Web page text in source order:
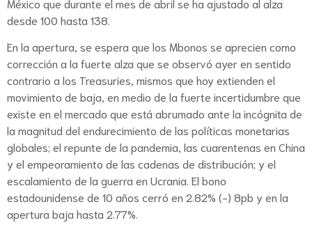
México que durante el mes de abril se ha ajustado al alza
desde 100 hasta 138.
En la apertura, se espera que los Mbonos se aprecien como
corrección a la fuerte alza que se observó ayer en sentido
contrario a los Treasuries, mismos que hoy extienden el
movimiento de baja, en medio de la fuerte incertidumbre que
existe en el mercado que está abrumado ante la incógnita de
la magnitud del endurecimiento de las políticas monetarias
globales; el repunte de la pandemia, las cuarentenas en China
y el empeoramiento de las cadenas de distribución; y el
escalamiento de la guerra en Ucrania. El bono
estadounidense de 10 años cerró en 2.82% (-) 8pb y en la
apertura baja hasta 2.77%.